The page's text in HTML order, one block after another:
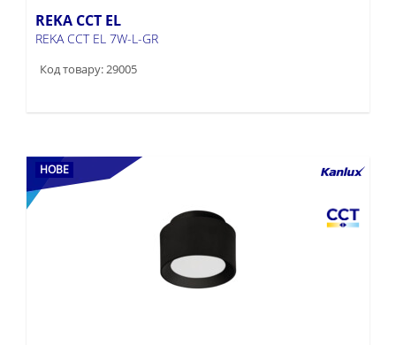
REKA CCT EL
REKA CCT EL 7W-L-GR
Код товару: 29005
НОВЕ